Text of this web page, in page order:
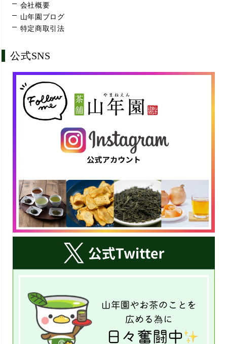
会社概要
山年園ブログ
特定商取引法
公式SNS